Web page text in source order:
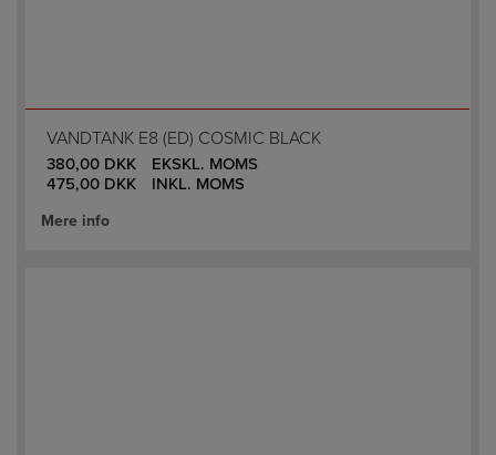
VANDTANK E8 (ED) COSMIC BLACK
380,00 DKK
EKSKL. MOMS
475,00 DKK INKL. MOMS
Mere info